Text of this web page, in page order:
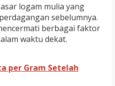
logam mulia yang
sebelumnya.
berbagai faktor
waktu dekat.
per Gram Setelah